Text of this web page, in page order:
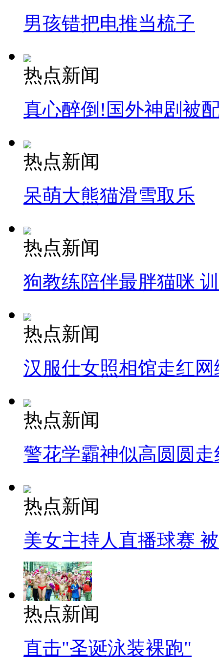
走！跟着总书记去植树
纽约上演“枕头大战”
司机酒驾遇交警 急速倒车逃窜
男孩错把电推当梳子
热点新闻
真心醉倒!国外神剧被
热点新闻
呆萌大熊猫滑雪取乐
热点新闻
狗教练陪伴最胖猫咪
热点新闻
汉服仕女照相馆走红网
热点新闻
警花学霸神似高圆圆走
热点新闻
美女主持人直播球赛
热点新闻
直击"圣诞泳装裸跑"